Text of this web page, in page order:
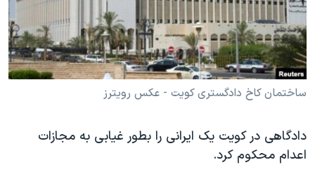
فرهنگ و زندگی
حقوق شهروندی
اقتصادی
علم و فناوری
گالری عکس
آرشیو پخش زنده
مستندها
انتخابات ریاست جمهوری آمریکا ۲۰۲۴
حمله جمهوری اسلامی به اسرائیل
رمز مهسا
اعتراضات زن، زندگی، آزادی
مجموعه مستندهای دادخواهی
دنبال کنید
ساختمان کاخ دادگستری کویت - عکس رویترز
دادگاهی در کویت یک ایرانی را بطور غیابی به مجازات
اعدام محکوم کرد.